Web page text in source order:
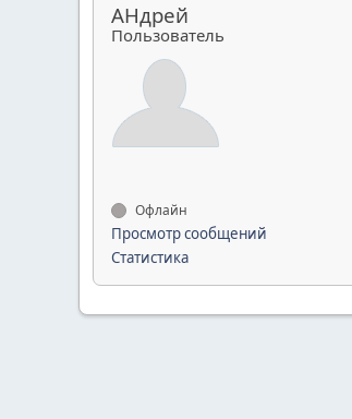
АHдрей
Пользователь
Офлайн
Просмотр сообщений
Статистика